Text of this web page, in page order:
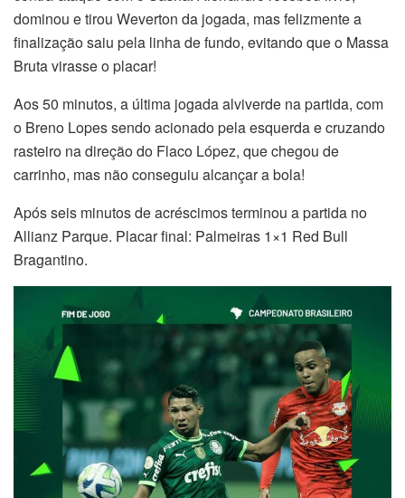
dominou e tirou Weverton da jogada, mas felizmente a
finalização saiu pela linha de fundo, evitando que o Massa
Bruta virasse o placar!
Aos 50 minutos, a última jogada alviverde na partida, com
o Breno Lopes sendo acionado pela esquerda e cruzando
rasteiro na direção do Flaco López, que chegou de
carrinho, mas não conseguiu alcançar a bola!
Após seis minutos de acréscimos terminou a partida no
Allianz Parque. Placar final: Palmeiras 1×1 Red Bull
Bragantino.